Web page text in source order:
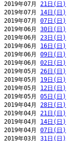
2019年07月 21日(日)
2019年07月 14日(日)
2019年07月 07日(日)
2019年06月 30日(日)
2019年06月 23日(日)
2019年06月 16日(日)
2019年06月 09日(日)
2019年06月 02日(日)
2019年05月 26日(日)
2019年05月 19日(日)
2019年05月 12日(日)
2019年05月 05日(日)
2019年04月 28日(日)
2019年04月 21日(日)
2019年04月 14日(日)
2019年04月 07日(日)
2019年03月 31日(日)